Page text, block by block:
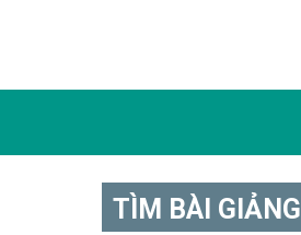
TÌM BÀI GIẢNG